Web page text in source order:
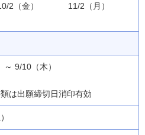
2（金）
11/2（月）
9/10（木）
は出願締切日消印有効